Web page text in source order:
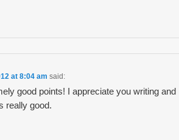
at 8:04 am said:
good points! I appreciate you writing and
really good.